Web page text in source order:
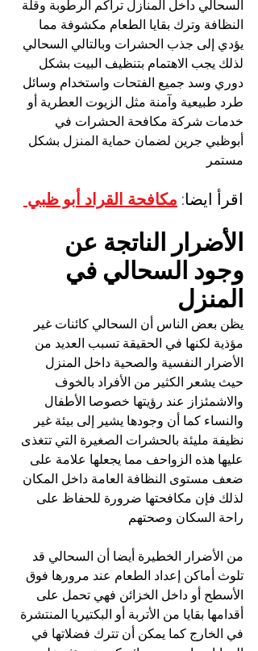
السحالي داخل المنازل تراكم الرطوبة وقلة
النظافة وترك بقايا الطعام مكشوفة مما
يؤدي إلى جذب الحشرات وبالتالي السحالي
لذلك يجب الاهتمام بتنظيف البيت بشكل
دوري وسد جميع الفتحات واستخدام وسائل
طرد طبيعية وآمنة مثل الزيوت العطرية أو
خدمات شركة مكافحة الحشرات في
أبوظبي جرين لضمان حماية المنزل بشكل
مستمر
اقرأ ايضا: مكافحة القراد أبو ظبي
الأضرار الناتجة عن
وجود السحالي في
المنزل
يظن بعض الناس أن السحالي كائنات غير
مؤذية لكنها في الحقيقة تسبب العديد من
الأضرار النفسية والصحية داخل المنزل
حيث يشعر الكثير من الأفراد بالخوف
والاشمئزاز عند رؤيتها خصوصا الأطفال
والنساء كما أن وجودها يشير إلى بيئة غير
نظيفة مليئة بالحشرات الصغيرة التي تتغذى
عليها هذه الزواحف مما يجعلها علامة على
ضعف مستوى النظافة العامة داخل المكان
لذلك فإن مكافحتها ضرورة للحفاظ على
راحة السكان وصحتهم
من الأضرار الخطيرة أيضا أن السحالي قد
تلوث أماكن إعداد الطعام عند مرورها فوق
الأسطح أو داخل الخزائن فهي تحمل على
أقدامها بقايا من الأتربة أو البكتيريا المنتشرة
في الخارج كما يمكن أن تترك فضلاتها في